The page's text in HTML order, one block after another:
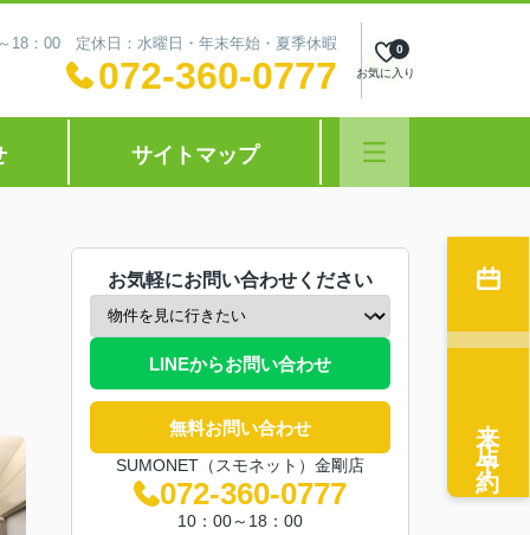
18：00 定休日：水曜日・年末年始・夏季休暇
072-360-0777 お気に入り
0
サイトマップ
お気軽にお問い合わせください
LINEからお問い合わせ
無料お問い合わせ
SUMONET（スモネット）金剛店
072-360-0777
10：00～18：00
来店予約